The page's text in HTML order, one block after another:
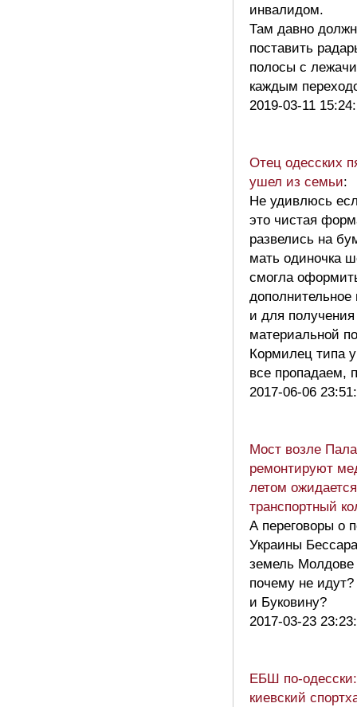
инвалидом.
Там давно
поставить
полосы с
каждым
2019-03-11
Отец одесских
ушел из семьи:
Не удивлюсь
это чистая
развелись на
мать одиночка
смогла
дополнительное
и для получения
материальной
Кормилец типа
все пропадаем,
2017-06-06
Мост возле
ремонтируют
летом ожидается
транспортный
А переговоры о
Украины
земель Молдове
почему не
и Буковину?
2017-03-23
ЕБШ по-
киевский